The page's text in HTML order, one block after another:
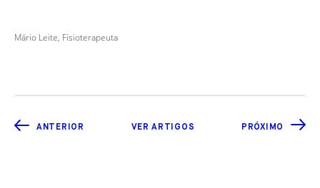
Mário Leite, Fisioterapeuta
ANTERIOR VER ARTIGOS PRÓXIMO